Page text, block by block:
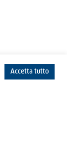
Accetta tutto